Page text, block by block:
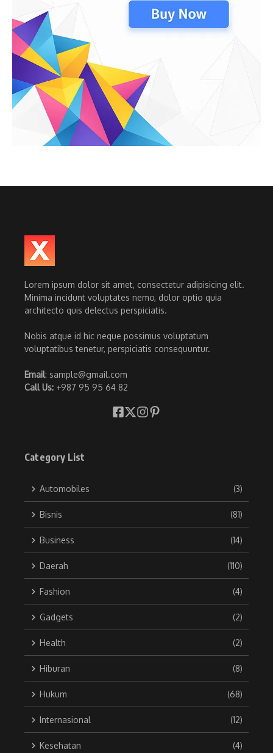
Lorem ipsum dolor sit amet, consectetur adipisicing elit.
Minima incidunt voluptates nemo, dolor optio quia
architecto quis delectus perspiciatis.
Nobis atque id hic neque possimus voluptatum
voluptatibus tenetur, perspiciatis consequuntur.
Email: sample@gmail.com
Call Us: +987 95 95 64 82
Category List
Automobiles (3)
Bisnis (81)
Business (14)
Daerah (110)
Fashion (4)
Gadgets (2)
Health (2)
Hiburan (8)
Hukum (68)
Internasional (12)
Kesehatan (4)